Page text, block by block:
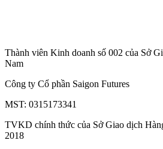
Thành viên Kinh doanh số 002 của Sở
Nam
Công ty Cổ phần Saigon Futures
MST: 0315173341
TVKD chính thức của Sở Giao dịch
2018